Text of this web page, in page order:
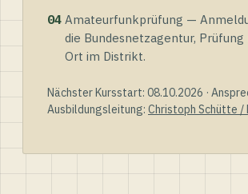
04 Amateurfunkprüfung —
die Bundesnetzagentur,
Ort im Distrikt.
Nächster Kursstart: 08.10.2026 ·
Ausbildungsleitung: Christoph Schütte /